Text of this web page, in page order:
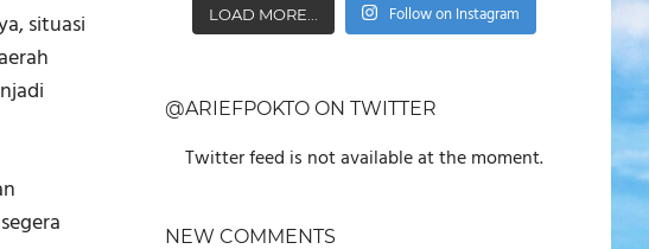
situasi
LOAD MORE... Follow on Instagram
@ARIEFPOKTO ON TWITTER
Twitter feed is not available at the moment.
NEW COMMENTS